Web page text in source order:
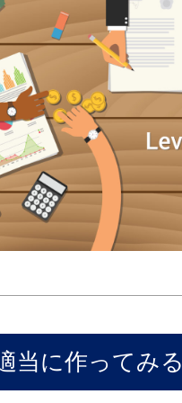
当に作ってみ